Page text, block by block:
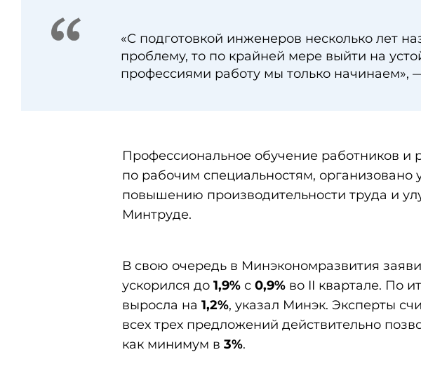
«С подготовкой инженеров несколько лет
проблему, то по крайней мере выйти на
профессиями работу мы только начинаем»,
Профессиональное обучение работников и
по рабочим специальностям, организовано
повышению производительности труда и
Минтруде.
В свою очередь в Минэкономразвития
ускорился до 1,9% с 0,9% во II квартале. По
выросла на 1,2%, указал Минэк. Эксперты
всех трех предложений действительно
как минимум в 3%.